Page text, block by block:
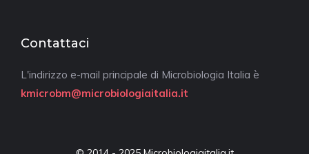
Contattaci
L'indirizzo e-mail principale di Microbiologia Italia è
kmicrobm@microbiologiaitalia.it